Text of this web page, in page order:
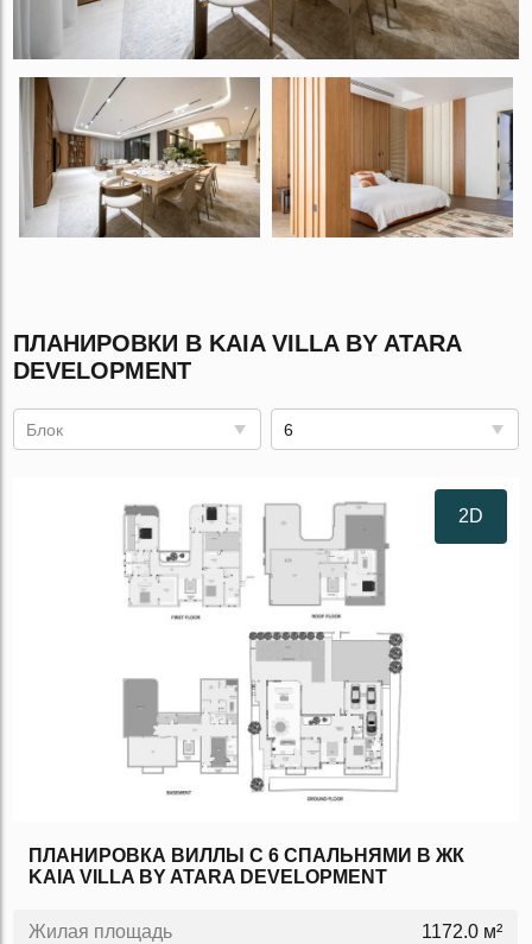
ПЛАНИРОВКИ В KAIA VILLA BY ATARA
DEVELOPMENT
Блок 6
2D
ПЛАНИРОВКА ВИЛЛЫ C 6 СПАЛЬНЯМИ В ЖК
KAIA VILLA BY ATARA DEVELOPMENT
Жилая площадь 1172.0 м²